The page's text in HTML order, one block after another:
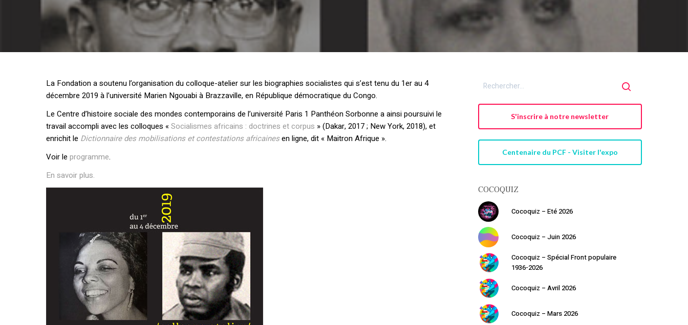
La Fondation a soutenu l’organisation du colloque-atelier sur les biographies socialistes qui s’est tenu du 1er au 4
décembre 2019 à l’université Marien Ngouabi à Brazzaville, en République démocratique du Congo.
Le Centre d’histoire sociale des mondes contemporains de l’université Paris 1 Panthéon Sorbonne a ainsi poursuivi le
travail accompli avec les colloques «Socialismes africains : doctrines et corpus » (Dakar, 2017 ; New York, 2018), et
enrichit le Dictionnaire des mobilisations et contestations africainesen ligne, dit « Maitron Afrique ».
Voir le programme.
En savoir plus.
S'inscrire à notre newsletter
Centenaire du PCF - Visiter l'expo
COCOQUIZ
Cocoquiz – Eté 2026
Cocoquiz – Juin 2026
Cocoquiz – Spécial Front populaire
1936-2026
Cocoquiz – Avril 2026
Cocoquiz – Mars 2026